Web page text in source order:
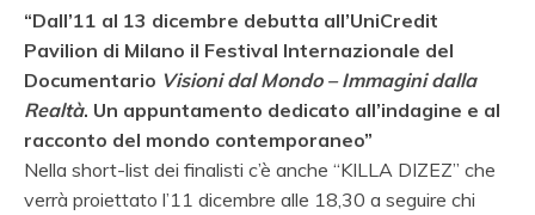
“Dall’11 al 13 dicembre debutta all’UniCredit
Pavilion di Milano il Festival Internazionale del
Documentario Visioni dal Mondo – Immagini dalla
Realtà. Un appuntamento dedicato all’indagine e al
racconto del mondo contemporaneo”
Nella short-list dei finalisti c’è anche “KILLA DIZEZ” che
verrà proiettato l’11 dicembre alle 18,30 a seguire chi